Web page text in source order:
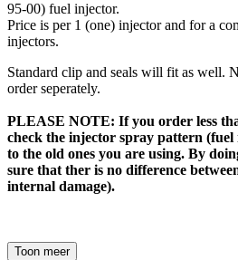
95-00) fuel injector.
Price is per 1 (one) injector and for a
injectors.
Standard clip and seals will fit as well.
order seperately.
PLEASE NOTE: If you order less
check the injector spray pattern
to the old ones you are using. By
sure that ther is no difference
internal damage).
Toon meer